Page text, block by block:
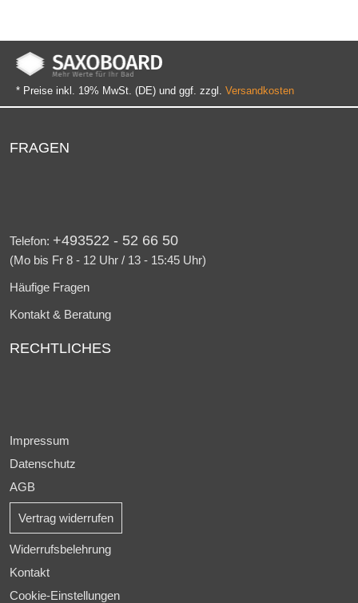
* Preise inkl. 19% MwSt. (DE) und ggf. zzgl. Versandkosten
FRAGEN
Telefon: +493522 - 52 66 50
(Mo bis Fr 8 - 12 Uhr / 13 - 15:45 Uhr)
Häufige Fragen
Kontakt & Beratung
RECHTLICHES
Impressum
Datenschutz
AGB
Vertrag widerrufen
Widerrufsbelehrung
Kontakt
Cookie-Einstellungen